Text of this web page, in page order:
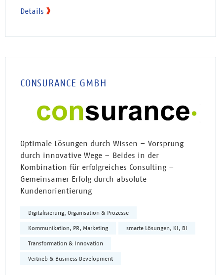
Details
CONSURANCE GMBH
Optimale Lösungen durch Wissen – Vorsprung
durch innovative Wege – Beides in der
Kombination für erfolgreiches Consulting –
Gemeinsamer Erfolg durch absolute
Kundenorientierung
Digitalisierung, Organisation & Prozesse
Kommunikation, PR, Marketing smarte Lösungen, KI, BI
Transformation & Innovation
Vertrieb & Business Development